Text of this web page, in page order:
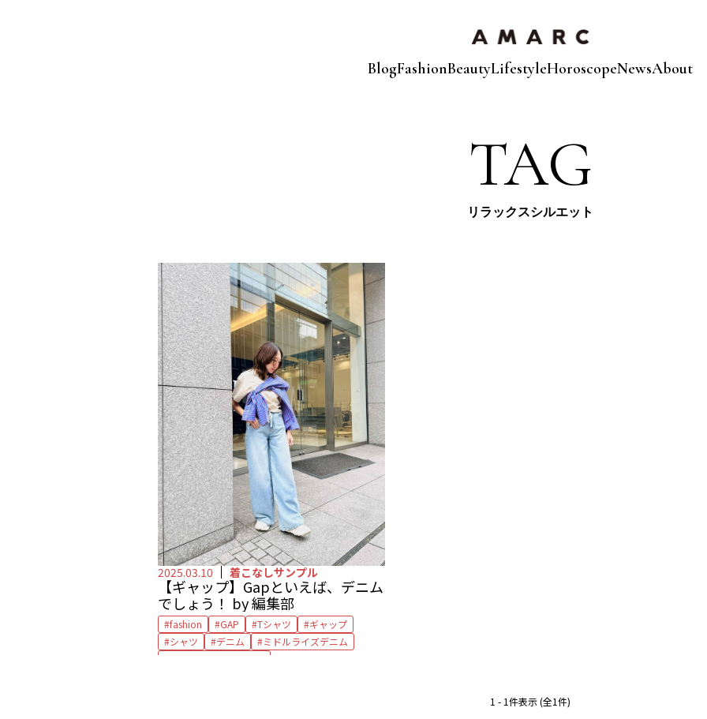
BlogFashionBeautyLifestyleHoroscopeNewsAbout
TAG
リラックスシルエット
2025.03.10 着こなしサンプル
【ギャップ】Gapといえば、デニム
でしょう！ by 編集部
fashion GAP Tシャツ
ギャップ
シャツ
デニム
ミドルライズデニム
1 - 1件表示 (全1件)